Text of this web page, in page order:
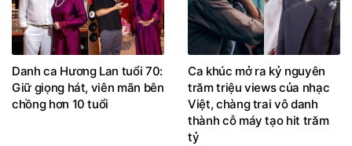
Danh ca Hương Lan tuổi 70:
Giữ giọng hát, viên mãn bên
chồng hơn 10 tuổi
Ca khúc mở ra kỷ nguyên
trăm triệu views của nhạc
Việt, chàng trai vô danh
thành cỗ máy tạo hit trăm
tỷ